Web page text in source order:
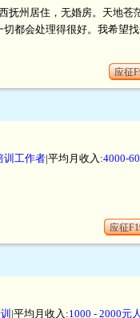
抚州居住，无婚房。天地苍
都会处理得很好。我希望
应征
训工作者|平均月收入:4000-
应征
|平均月收入:1000 - 2000元